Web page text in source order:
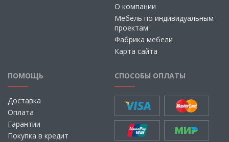
О компании
Мебель по индивидуальным
проектам
Фабрика мебели
Карта сайта
ПОМОЩЬ
Доставка
Оплата
Гарантии
Покупка в кредит
СПОСОБЫ ОПЛАТЫ